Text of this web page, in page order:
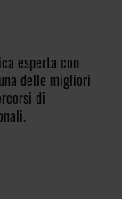
esperta con
delle migliori
di